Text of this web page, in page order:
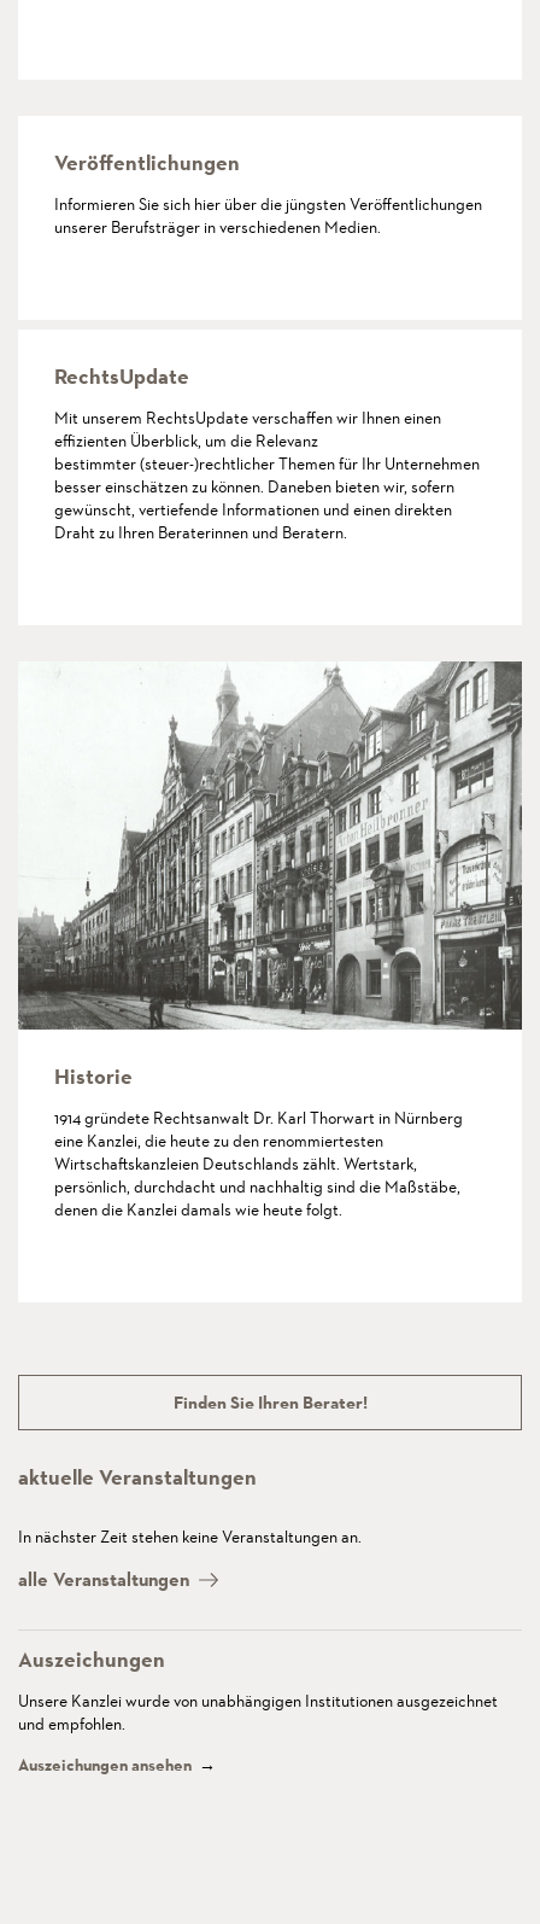
Veröffentlichungen
Informieren Sie sich hier über die jüngsten Veröffentlichungen
unserer Berufsträger in verschiedenen Medien.
RechtsUpdate
Mit unserem RechtsUpdate verschaffen wir Ihnen einen
effizienten Überblick, um die Relevanz
bestimmter (steuer-)rechtlicher Themen für Ihr Unternehmen
besser einschätzen zu können. Daneben bieten wir, sofern
gewünscht, vertiefende Informationen und einen direkten
Draht zu Ihren Beraterinnen und Beratern.
Historie
1914 gründete Rechtsanwalt Dr. Karl Thorwart in Nürnberg
eine Kanzlei, die heute zu den renommiertesten
Wirtschaftskanzleien Deutschlands zählt. Wertstark,
persönlich, durchdacht und nachhaltig sind die Maßstäbe,
denen die Kanzlei damals wie heute folgt.
Finden Sie Ihren Berater!
aktuelle Veranstaltungen
In nächster Zeit stehen keine Veranstaltungen an.
alle Veranstaltungen
Auszeichungen
Unsere Kanzlei wurde von unabhängigen Institutionen ausgezeichnet
und empfohlen.
Auszeichungen ansehen →